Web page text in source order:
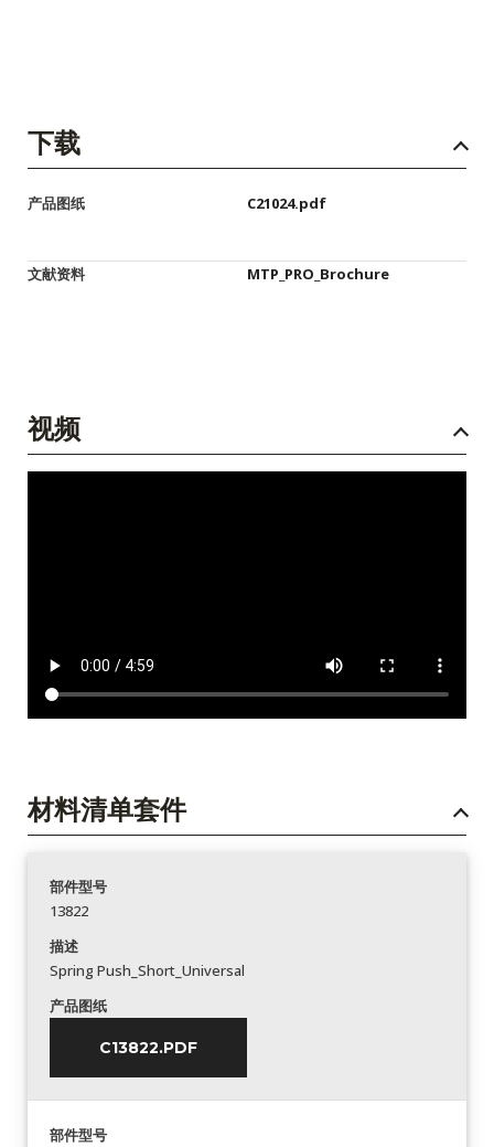
下载
产品图纸 C21024.pdf
文献资料 MTP_PRO_Brochure
视频
材料清单套件
部件型号
13822
描述
Spring Push_Short_Universal
产品图纸
C13822.PDF
部件型号